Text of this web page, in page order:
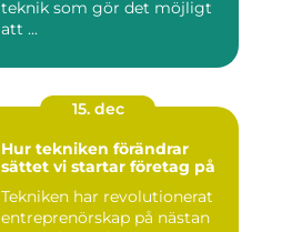
teknik som gör det möjligt
att ...
15. dec
Hur tekniken förändrar
sättet vi startar företag på
Tekniken har revolutionerat
entreprenörskap på nästan